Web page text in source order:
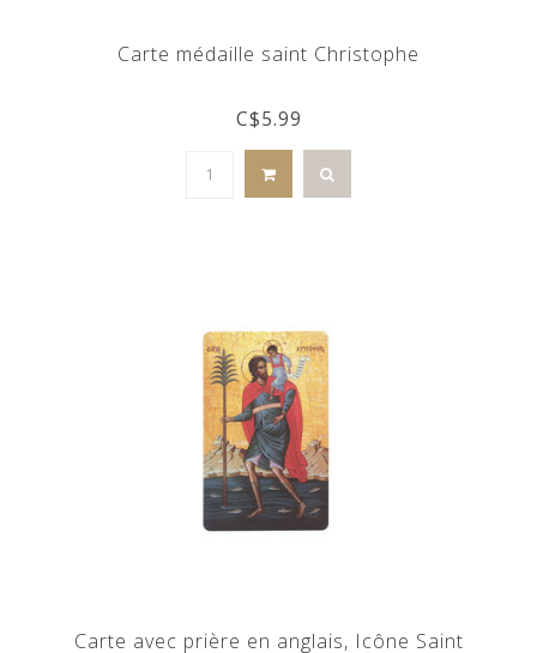
Carte médaille saint Christophe
C$5.99
Carte avec prière en anglais, Icône Saint